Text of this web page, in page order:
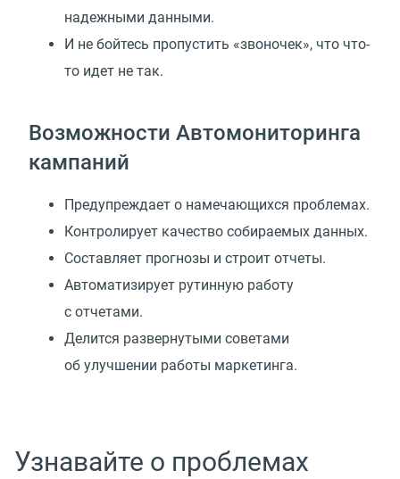
надежными данными.
И не бойтесь пропустить «звоночек», что что-
то идет не так.
Возможности Автомониторинга
кампаний
Предупреждает о намечающихся проблемах.
Контролирует качество собираемых данных.
Составляет прогнозы и строит отчеты.
Автоматизирует рутинную работу
с отчетами.
Делится развернутыми советами
об улучшении работы маркетинга.
Узнавайте о проблемах